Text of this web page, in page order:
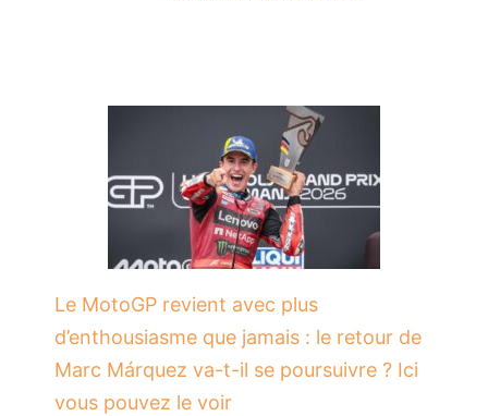
Le MotoGP revient avec plus
d’enthousiasme que jamais : le retour de
Marc Márquez va-t-il se poursuivre ? Ici
vous pouvez le voir